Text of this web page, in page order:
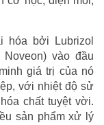
hóa bởi Lubrizol
vào đầu
giá trị của nó
với nhiệt độ sử
chất tuyệt vời.
sản phẩm xử lý